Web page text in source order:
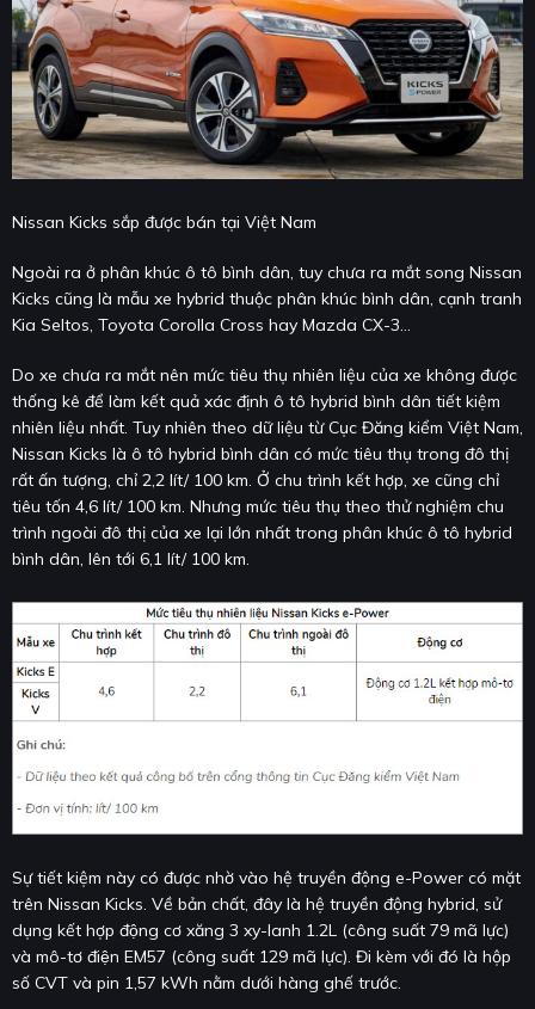
Nissan Kicks sắp được bán tại Việt Nam
Ngoài ra ở phân khúc ô tô bình dân, tuy chưa ra mắt song Nissan
Kicks cũng là mẫu xe hybrid thuộc phân khúc bình dân, cạnh tranh
Kia Seltos, Toyota Corolla Cross hay Mazda CX-3…
Do xe chưa ra mắt nên mức tiêu thụ nhiên liệu của xe không được
thống kê để làm kết quả xác định ô tô hybrid bình dân tiết kiệm
nhiên liệu nhất. Tuy nhiên theo dữ liệu từ Cục Đăng kiểm Việt Nam,
Nissan Kicks là ô tô hybrid bình dân có mức tiêu thụ trong đô thị
rất ấn tượng, chỉ 2,2 lít/ 100 km. Ở chu trình kết hợp, xe cũng chỉ
tiêu tốn 4,6 lít/ 100 km. Nhưng mức tiêu thụ theo thử nghiệm chu
trình ngoài đô thị của xe lại lớn nhất trong phân khúc ô tô hybrid
bình dân, lên tới 6,1 lít/ 100 km.
Sự tiết kiệm này có được nhờ vào hệ truyền động e-Power có mặt
trên Nissan Kicks. Về bản chất, đây là hệ truyền động hybrid, sử
dụng kết hợp động cơ xăng 3 xy-lanh 1.2L (công suất 79 mã lực)
và mô-tơ điện EM57 (công suất 129 mã lực). Đi kèm với đó là hộp
số CVT và pin 1,57 kWh nằm dưới hàng ghế trước.